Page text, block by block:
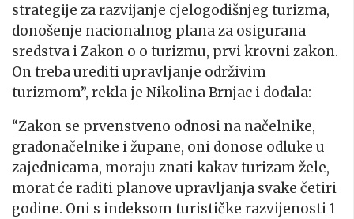
strategije za razvijanje cjelogodišnjeg turizma,
donošenje nacionalnog plana za osigurana
sredstva i Zakon o o turizmu, prvi krovni zakon.
On treba urediti upravljanje održivim
turizmom”, rekla je Nikolina Brnjac i dodala:
“Zakon se prvenstveno odnosi na načelnike,
gradonačelnike i župane, oni donose odluke u
zajednicama, moraju znati kakav turizam žele,
morat će raditi planove upravljanja svake četiri
godine. Oni s indeksom turističke razvijenosti 1